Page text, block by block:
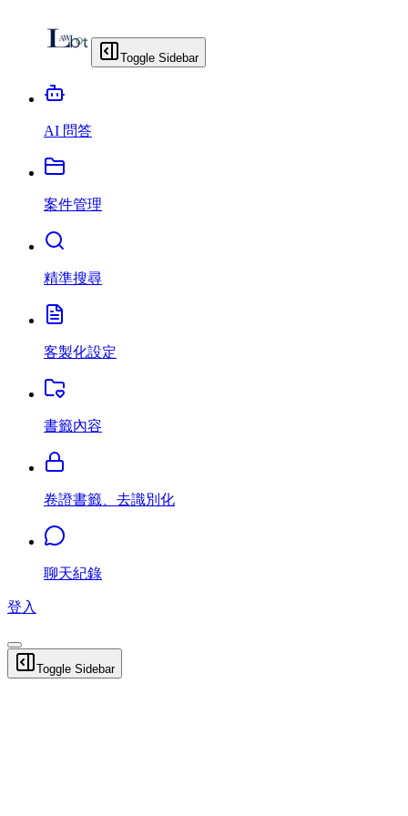
Toggle Sidebar
AI 問答
案件管理
精準搜尋
客製化設定
書籤內容
卷證書籤、去識別化
聊天紀錄
登入
Toggle Sidebar